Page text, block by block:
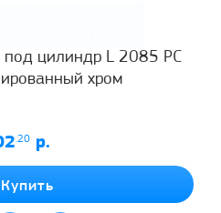
цилиндр L 2085 PC
хром
.20 р.
Купить